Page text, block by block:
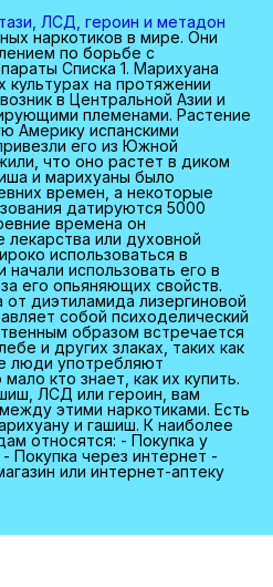
ЛСД, героин и метадон
наркотиков в мире. Они
по борьбе с
Списка 1. Марихуана
культурах на протяжении
в Центральной Азии и
племенами. Растение
Америку испанскими
его из Южной
что оно растет в диком
и марихуаны было
времен, а некоторые
датируются 5000
времена он
лекарства или духовной
использоваться в
использовать его в
его опьяняющих свойств.
диэтиламида лизергиновой
собой психоделический
образом встречается
и других злаках, таких как
люди употребляют
кто знает, как их купить.
ЛСД или героин, вам
этими наркотиками. Есть
и гашиш. К наиболее
относятся: - Покупка у
Покупка через интернет -
или интернет-аптеку